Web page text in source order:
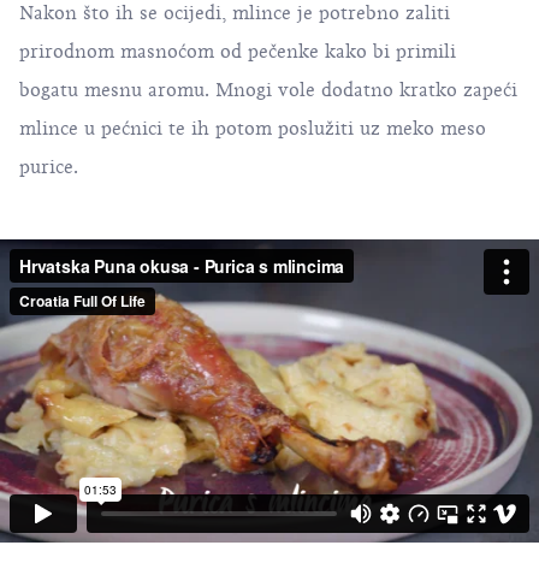
Nakon što ih se ocijedi, mlince je potrebno zaliti
prirodnom masnoćom od pečenke kako bi primili
bogatu mesnu aromu. Mnogi vole dodatno kratko zapeći
mlince u pećnici te ih potom poslužiti uz meko meso
purice.